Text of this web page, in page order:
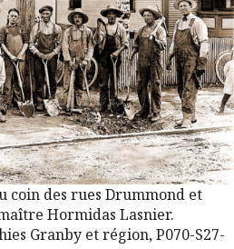
coin des rues Drummond et
Hormidas Lasnier.
Granby et région, P070-S27-